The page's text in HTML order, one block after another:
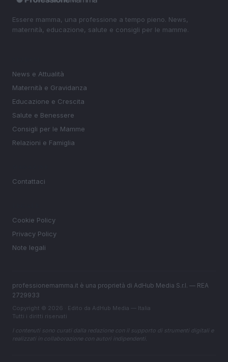
Essere mamma, una professione a tempo pieno. News,
maternità, educazione, salute e consigli per le mamme.
News e Attualità
Maternità e Gravidanza
Educazione e Crescita
Salute e Benessere
Consigli per le Mamme
Relazioni e Famiglia
Contattaci
Cookie Policy
Privacy Policy
Note legali
professionemamma.it è una proprietà di AdHub Media S.r.l. — REA
2729933
Copyright © 2026 · Edito da AdHub Media — Italia
Tutti i diritti riservati
I contenuti sono curati dalla redazione con il supporto di strumenti digitali e
realizzati in collaborazione con autori indipendenti.